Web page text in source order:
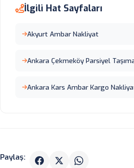
İlgili Hat Sayfaları
Akyurt Ambar Nakliyat
Ankara Çekmeköy Parsiyel
Ankara Kars Ambar Kargo
Paylaş: